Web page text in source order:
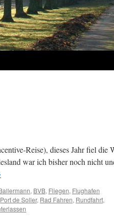
Reise), dieses Jahr fiel die
war ich bisher noch nicht
, BVB, Fliegen, Flughafen
Port de Soller, Rad Fahren, Rundfahrt,